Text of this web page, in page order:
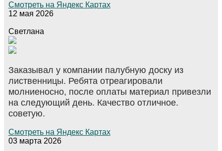
Смотреть на Яндекс Картах
12 мая 2026
Светлана
Заказывал у компании палубную доску из
лиственницы. Ребята отреагировали
молниеносно, после оплаты материал привезли
на следующий день. Качество отличное.
советую.
Смотреть на Яндекс Картах
03 марта 2026